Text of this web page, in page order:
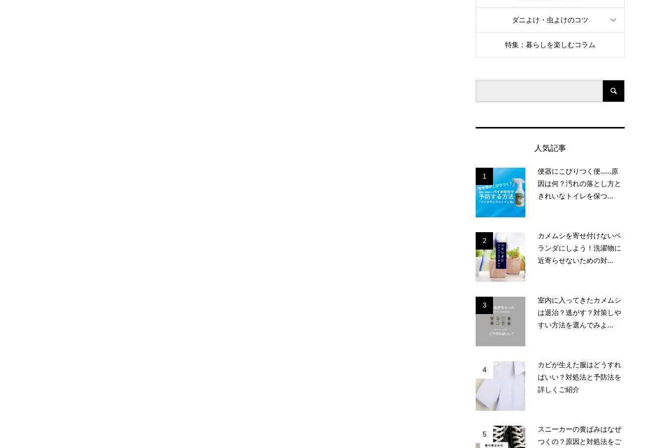
ダニよけ・虫よけのコツ
特集：暮らしを楽しむコラム
人気記事
1
便器にこびりつく便……原
因は何？汚れの落とし方と
きれいなトイレを保つ...
2
カメムシを寄せ付けないベ
ランダにしよう！洗濯物に
近寄らせないための対...
3
室内に入ってきたカメムシ
は退治？逃がす？対策しや
すい方法を選んでみよ...
4
カビが生えた服はどうすれ
ばいい？対処法と予防法を
詳しくご紹介
5
スニーカーの黄ばみはなぜ
つくの？原因と対処法をご